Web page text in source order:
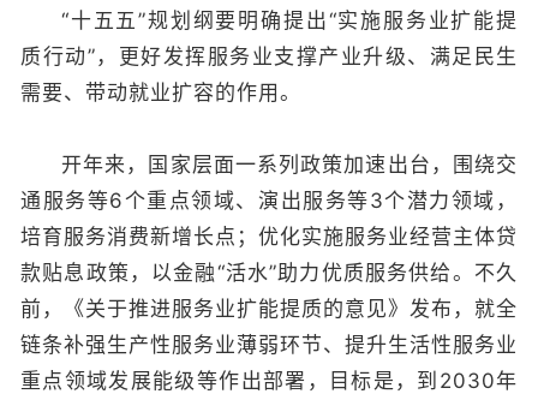
“十五五”规划纲要明确提出“实施服务业扩能提
质行动”，更好发挥服务业支撑产业升级、满足民生
需要、带动就业扩容的作用。
开年来，国家层面一系列政策加速出台，围绕交
通服务等6个重点领域、演出服务等3个潜力领域，
培育服务消费新增长点；优化实施服务业经营主体贷
款贴息政策，以金融“活水”助力优质服务供给。不久
前，《关于推进服务业扩能提质的意见》发布，就全
链条补强生产性服务业薄弱环节、提升生活性服务业
重点领域发展能级等作出部署，目标是，到2030年